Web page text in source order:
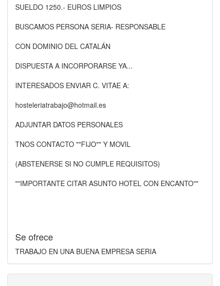
SUELDO 1250.- EUROS LIMPIOS
BUSCAMOS PERSONA SERIA- RESPONSABLE
CON DOMINIO DEL CATALÁN
DISPUESTA A INCORPORARSE YA...
INTERESADOS ENVIAR C. VITAE A:
hosteleriatrabajo@hotmail.es
ADJUNTAR DATOS PERSONALES
TNOS CONTACTO ""FIJO"" Y MOVIL
(ABSTENERSE SI NO CUMPLE REQUISITOS)
""IMPORTANTE CITAR ASUNTO HOTEL CON ENCANTO""
Se ofrece
TRABAJO EN UNA BUENA EMPRESA SERIA